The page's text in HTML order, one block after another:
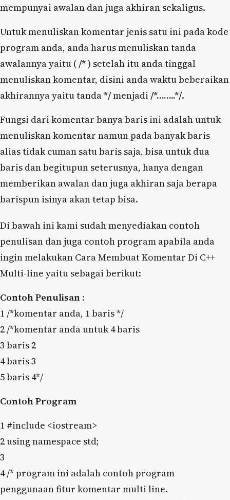
mempunyai awalan dan juga akhiran sekaligus.
Untuk menuliskan komentar jenis satu ini pada kode
program anda, anda harus menuliskan tanda
awalannya yaitu ( /*) setelah itu anda tinggal
menuliskan komentar, disini anda waktu beberaikan
akhirannya yaitu tanda*/menjadi /*……..*/.
Fungsi dari komentar banya baris ini adalah untuk
menuliskan komentar namun pada banyak baris
alias tidak cuman satu baris saja, bisa untuk dua
baris dan begitupun seterusnya, hanya dengan
memberikan awalan dan juga akhiran saja berapa
barispun isinya akan tetap bisa.
Di bawah ini kami sudah menyediakan contoh
penulisan dan juga contoh program apabila anda
ingin melakukan Cara Membuat Komentar Di C++
Multi-line yaitu sebagai berikut:
Contoh Penulisan :
1 /*komentar anda, 1 baris */
2 /*komentar anda untuk 4 baris
3 baris 2
4 baris 3
5 baris 4*/
Contoh Program
1 #include <iostream>
2 using namespace std;
3
4 /* program ini adalah contoh program
penggunaan fitur komentar multi line.